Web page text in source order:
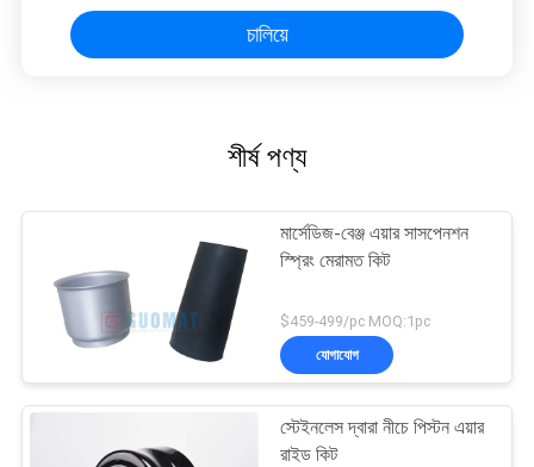
চালিয়ে
শীর্ষ পণ্য
মার্সেডিজ-বেঞ্জ এয়ার সাসপেনশন
স্প্রিং মেরামত কিট
$459-499/pc MOQ:1pc
যোগাযোগ
স্টেইনলেস দ্বারা নীচে পিস্টন এয়ার
রাইড কিট